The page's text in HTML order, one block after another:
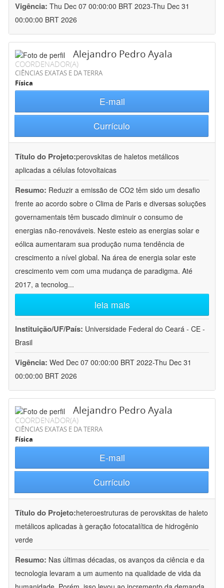
Vigência: Thu Dec 07 00:00:00 BRT 2023-Thu Dec 31
00:00:00 BRT 2026
Alejandro Pedro Ayala
COORDENADOR(A)
CIÊNCIAS EXATAS E DA TERRA
Física
E-mail
Currículo
Título do Projeto:perovskitas de haletos metálicos
aplicadas a células fotovoltaicas
Resumo: Reduzir a emissão de CO2 têm sido um desafio
frente ao acordo sobre o Clima de Paris e diversas soluções
governamentais têm buscado diminuir o consumo de
energias não-renováveis. Neste esteio as energias solar e
eólica aumentaram sua produção numa tendência de
crescimento a nível global. Na área de energia solar este
crescimento vem com uma mudança de paradigma. Até
2017, a tecnolog...
leia mais
Instituição/UF/País: Universidade Federal do Ceará - CE -
Brasil
Vigência: Wed Dec 07 00:00:00 BRT 2022-Thu Dec 31
00:00:00 BRT 2026
Alejandro Pedro Ayala
COORDENADOR(A)
CIÊNCIAS EXATAS E DA TERRA
Física
E-mail
Currículo
Título do Projeto:heteroestruturas de perovskitas de haleto
metálicos aplicadas à geração fotocatalítica de hidrogênio
verde
Resumo: Nas últimas décadas, os avanços da ciência e da
tecnologia levaram a um aumento na qualidade de vida da